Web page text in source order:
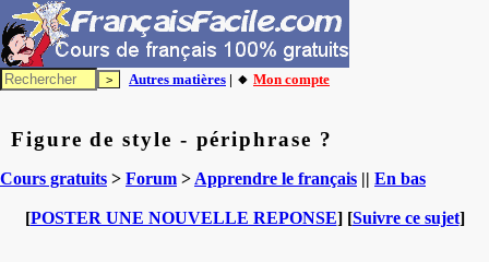
Autres matières | 🔸 Mon compte
Figure de style - périphrase ?
Cours gratuits > Forum > Apprendre le français || En bas
[POSTER UNE NOUVELLE REPONSE] [Suivre ce sujet]